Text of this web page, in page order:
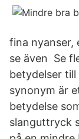
fina nyanser,
se även Se
betydelser till
synonym är
betydelse
slanguttryck